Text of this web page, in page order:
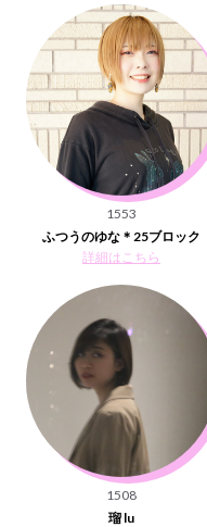
1553
ふつうのゆな＊25ブロック
詳細はこちら
1508
瑠 lu